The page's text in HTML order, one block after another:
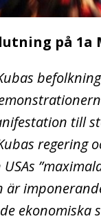
på 1a
till
regering
är
ekonomiska